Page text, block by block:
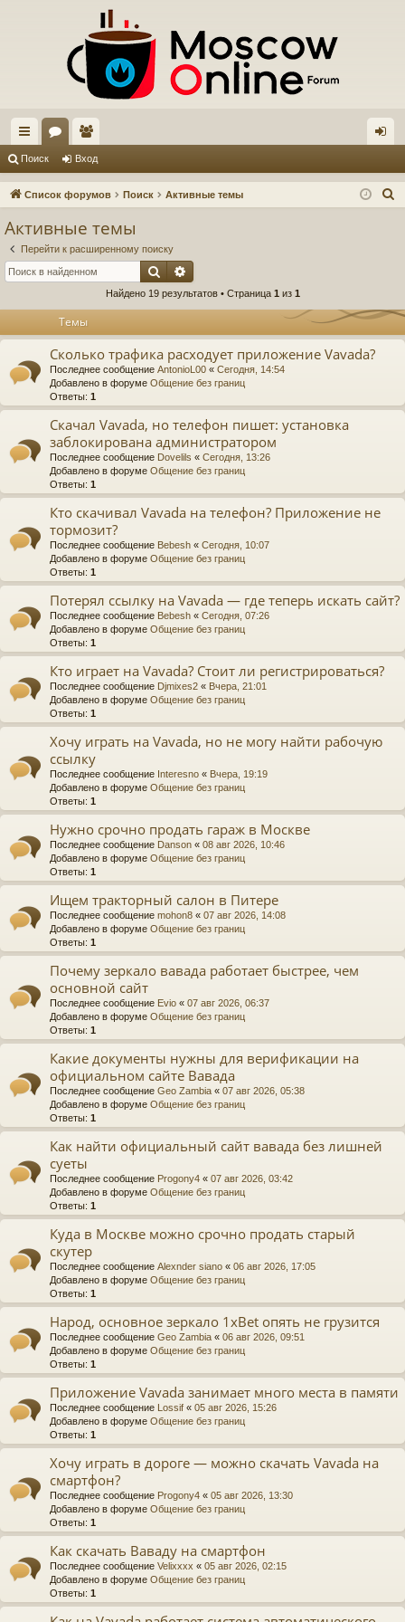
с
ы ум
ол
ьз
ел
д
Поиск Вход
Список форумов Поиск Активные темы
Активные темы
Перейти к расширенному поиску
Поиск
Найдено 19 результатов • Страница 1 из 1
Темы
Сколько трафика расходует приложение Vavada?
Последнее сообщение AntonioL00 « Сегодня, 14:54
Добавлено в форуме Общение без границ
Ответы: 1
Скачал Vavada, но телефон пишет: установка
заблокирована администратором
Последнее сообщение Dovelils « Сегодня, 13:26
Добавлено в форуме Общение без границ
Ответы: 1
Кто скачивал Vavada на телефон? Приложение не
тормозит?
Последнее сообщение Bebesh « Сегодня, 10:07
Добавлено в форуме Общение без границ
Ответы: 1
Потерял ссылку на Vavada — где теперь искать сайт?
Последнее сообщение Bebesh « Сегодня, 07:26
Добавлено в форуме Общение без границ
Ответы: 1
Кто играет на Vavada? Стоит ли регистрироваться?
Последнее сообщение Djmixes2 « Вчера, 21:01
Добавлено в форуме Общение без границ
Ответы: 1
Хочу играть на Vavada, но не могу найти рабочую
ссылку
Последнее сообщение Interesno « Вчера, 19:19
Добавлено в форуме Общение без границ
Ответы: 1
Нужно срочно продать гараж в Москве
Последнее сообщение Danson « 08 авг 2026, 10:46
Добавлено в форуме Общение без границ
Ответы: 1
Ищем тракторный салон в Питере
Последнее сообщение mohon8 « 07 авг 2026, 14:08
Добавлено в форуме Общение без границ
Ответы: 1
Почему зеркало вавада работает быстрее, чем
основной сайт
Последнее сообщение Evio « 07 авг 2026, 06:37
Добавлено в форуме Общение без границ
Ответы: 1
Какие документы нужны для верификации на
официальном сайте Вавада
Последнее сообщение Geo Zambia « 07 авг 2026, 05:38
Добавлено в форуме Общение без границ
Ответы: 1
Как найти официальный сайт вавада без лишней
суеты
Последнее сообщение Progony4 « 07 авг 2026, 03:42
Добавлено в форуме Общение без границ
Ответы: 1
Куда в Москве можно срочно продать старый
скутер
Последнее сообщение Alexnder siano « 06 авг 2026, 17:05
Добавлено в форуме Общение без границ
Ответы: 1
Народ, основное зеркало 1xBet опять не грузится
Последнее сообщение Geo Zambia « 06 авг 2026, 09:51
Добавлено в форуме Общение без границ
Ответы: 1
Приложение Vavada занимает много места в памяти
Последнее сообщение Lossif « 05 авг 2026, 15:26
Добавлено в форуме Общение без границ
Ответы: 1
Хочу играть в дороге — можно скачать Vavada на
смартфон?
Последнее сообщение Progony4 « 05 авг 2026, 13:30
Добавлено в форуме Общение без границ
Ответы: 1
Как скачать Ваваду на смартфон
Последнее сообщение Velixxxx « 05 авг 2026, 02:15
Добавлено в форуме Общение без границ
Ответы: 1